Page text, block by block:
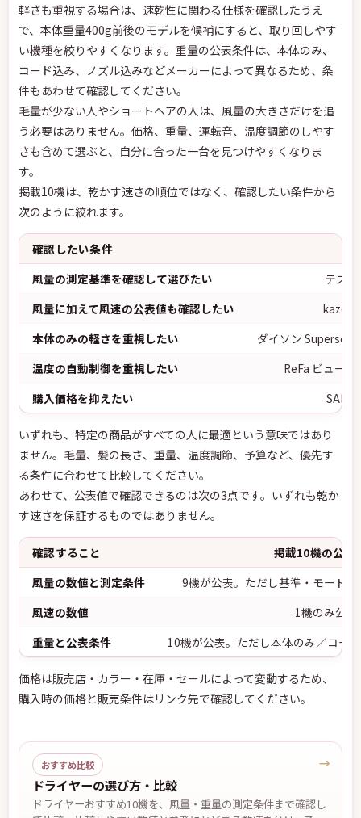
軽さも重視する場合は、速乾性に関わる仕様を確認したうえ
で、本体重量400g前後のモデルを候補にすると、取り回しやす
い機種を絞りやすくなります。重量の公表条件は、本体のみ、
コード込み、ノズル込みなどメーカーによって異なるため、条
件もあわせて確認してください。
毛量が少ない人やショートヘアの人は、風量の大きさだけを追
う必要はありません。価格、重量、運転音、温度調節のしやす
さも含めて選ぶと、自分に合った一台を見つけやすくなりま
す。
掲載10機は、乾かす速さの順位ではなく、確認したい条件から
次のように絞れます。
確認したい条件
風量の測定基準を確認して選びたい
テス
風量に加えて風速の公表値も確認したい
kaze
本体のみの軽さを重視したい
ダイソン
温度の自動制御を重視したい
ReFa ビュー
購入価格を抑えたい
いずれも、特定の商品がすべての人に最適という意味ではあり
ません。毛量、髪の長さ、重量、温度調節、予算など、優先す
る条件に合わせて比較してください。
あわせて、公表値で確認できるのは次の3点です。いずれも乾か
す速さを保証するものではありません。
確認すること
掲載10機の公表
風量の数値と測定条件
9機が公表。ただし基準・モード
風速の数値
1機のみ公表
重量と公表条件
10機が公表。ただし本体のみ／コー
価格は販売店・カラー・在庫・セールによって変動するため、
購入時の価格と販売条件はリンク先で確認してください。
おすすめ比較
ドライヤーの選び方・比較
ドライヤーおすすめ10機を、風量・重量の測定条件まで確認し
→